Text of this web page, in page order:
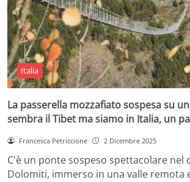
Italia
La passerella mozzafiato sospesa su
sembra il Tibet ma siamo in Italia, un
Francesca Petriccione 2 Dicembre 2025
C'è un ponte sospeso spettacolare nel
Dolomiti, immerso in una valle remota